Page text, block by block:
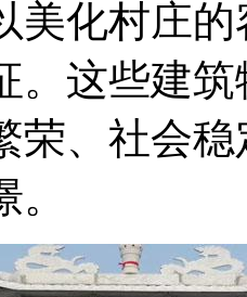
美化村庄
。这些建
荣、社会